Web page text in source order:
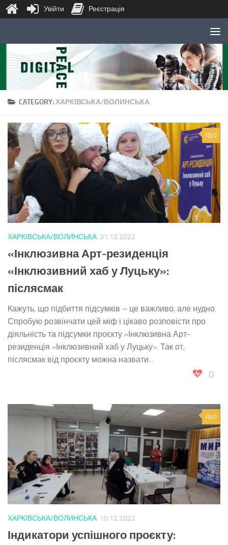
Skip to content
CATEGORY:ХАРКІВСЬКА/ВОЛИНСЬКА
0
ХАРКІВСЬКА/ВОЛИНСЬКА 31.12.2022
«Інклюзивна Арт-резиденція
«Інклюзивний хаб у Луцьку»:
післясмак
Кажуть, що підбиття підсумків – це важливо, але нудно.
Спробую розвінчати цей міф і цікаво розповісти про
діяльність та підсумки проєкту «Інклюзивна Арт-
резиденція «Інклюзивний хаб у Луцьку». Так от,
післясмак від проєкту можна назвати...
0
0
ХАРКІВСЬКА/ВОЛИНСЬКА 10.12.2022
Індикатори успішного проєкту:
Увійти Реєстрація